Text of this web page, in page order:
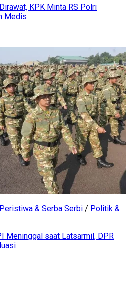
KPK Minta RS Polri
Medis
Peristiwa & Serba Serbi / Politik &
Meninggal saat Latsarmil, DPR